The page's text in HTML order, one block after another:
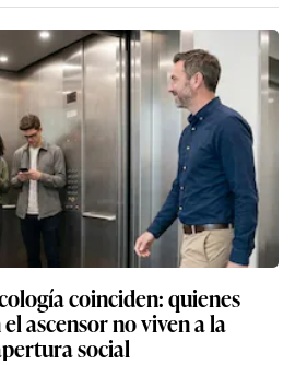
coinciden: quienes
ascensor no viven a la
social